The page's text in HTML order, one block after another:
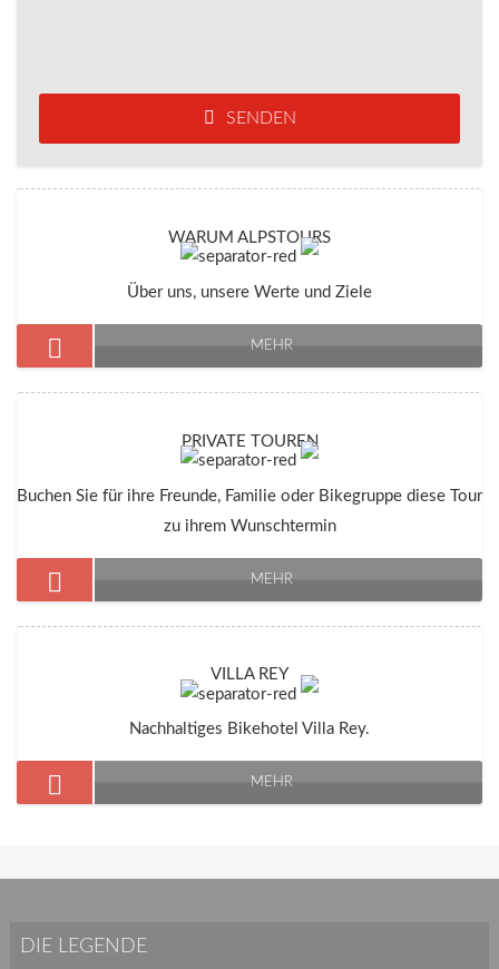
SENDEN
WARUM ALPSTOURS
Über uns, unsere Werte und Ziele
MEHR
PRIVATE TOUREN
Buchen Sie für ihre Freunde, Familie oder Bikegruppe diese Tour
zu ihrem Wunschtermin
MEHR
VILLA REY
Nachhaltiges Bikehotel Villa Rey.
MEHR
DIE LEGENDE